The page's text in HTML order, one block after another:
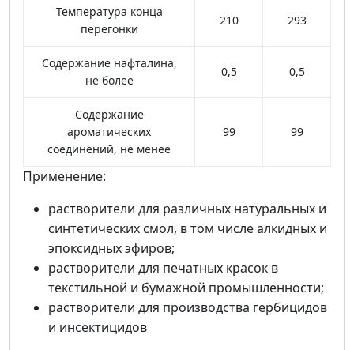
Температура конца
перегонки
210 293
Содержание нафталина,
не более
0,5 0,5
Содержание
ароматических
соединений, не менее
99 99
Применение:
растворители для различных натуральных и
синтетических смол, в том числе алкидных и
эпоксидных эфиров;
растворители для печатных красок в
текстильной и бумажной промышленности;
растворители для производства гербицидов
и инсектицидов